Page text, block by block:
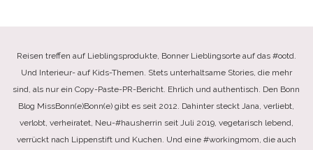
Reisen treffen auf Lieblingsprodukte, Bonner Lieblingsorte auf das #ootd.
Und Interieur- auf Kids-Themen. Stets unterhaltsame Stories, die mehr
sind, als nur ein Copy-Paste-PR-Bericht. Ehrlich und authentisch. Den Bonn
Blog MissBonn(e)Bonn(e) gibt es seit 2012. Dahinter steckt Jana, verliebt,
verlobt, verheiratet, Neu-#hausherrin seit Juli 2019, vegetarisch lebend,
verrückt nach Lippenstift und Kuchen. Und eine #workingmom, die auch